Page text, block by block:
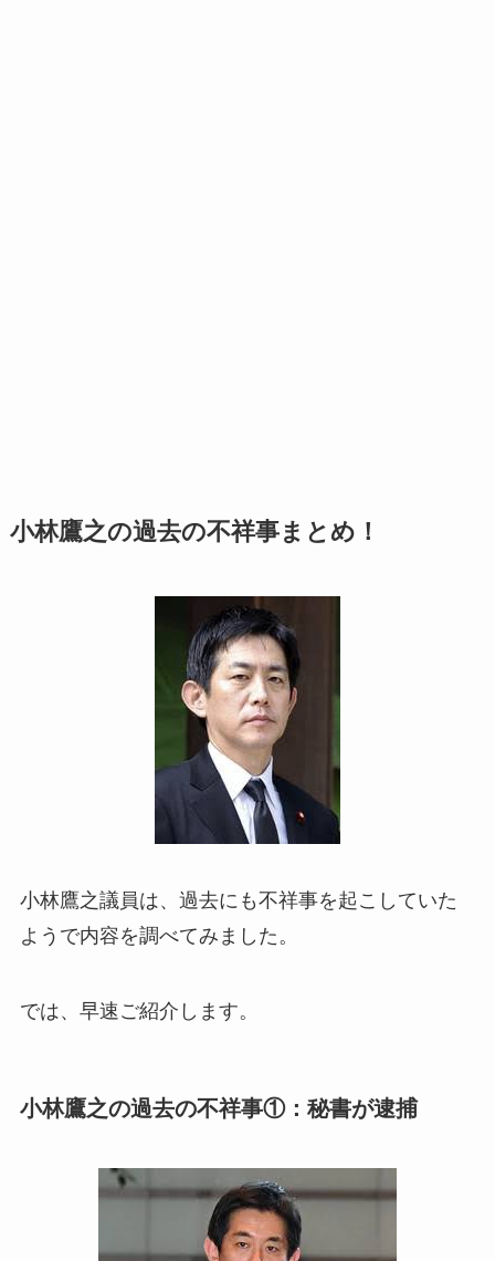
小林鷹之の過去の不祥事まとめ！
小林鷹之議員は、過去にも不祥事を起こしていた
ようで内容を調べてみました。
では、早速ご紹介します。
小林鷹之の過去の不祥事①：秘書が逮捕